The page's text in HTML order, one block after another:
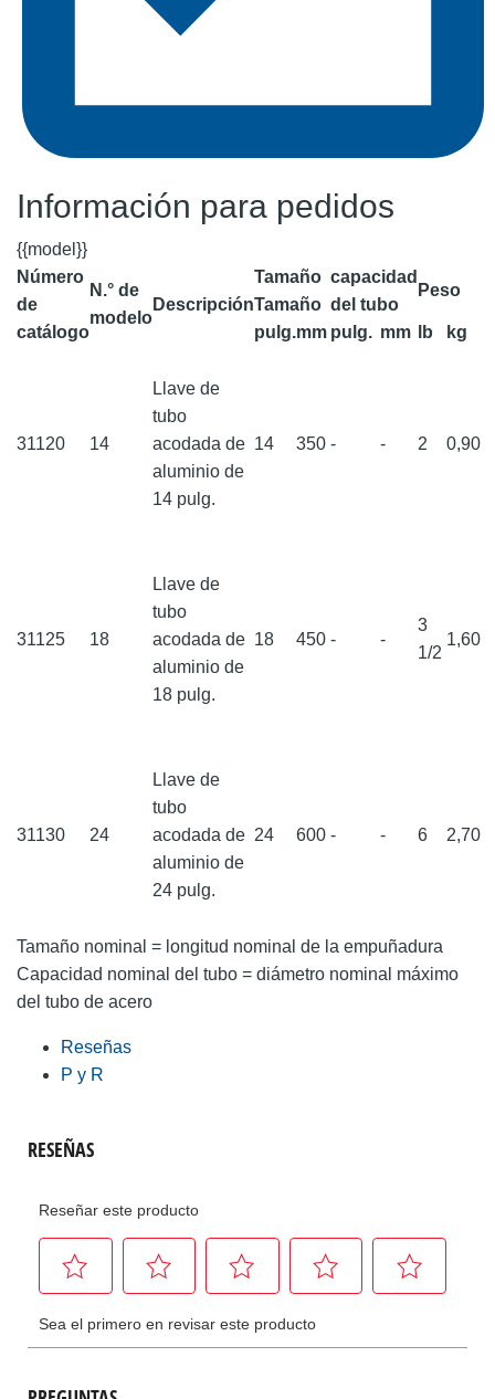
Información para pedidos
{{model}}
Número
de
catálogo
N.° de
modelo
Descripción
Tamaño
Tamaño
capacidad
del tubo
Peso
pulg.mm pulg. mm lb kg
31120 14
Llave de
tubo
acodada de
aluminio de
14 pulg.
14 350 - - 2 0,90
31125 18
Llave de
tubo
acodada de
aluminio de
18 pulg.
18 450 - -
3
1/2
1,60
31130 24
Llave de
tubo
acodada de
aluminio de
24 pulg.
24 600 - - 6 2,70
Tamaño nominal = longitud nominal de la empuñadura
Capacidad nominal del tubo = diámetro nominal máximo
del tubo de acero
Reseñas
P y R